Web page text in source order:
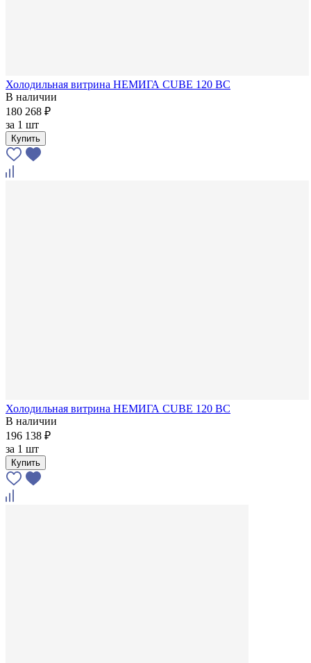
Холодильная витрина НЕМИГА CUBE 120 ВС
В наличии
180 268 ₽
за 1 шт
Купить
Холодильная витрина НЕМИГА CUBE 120 ВС
В наличии
196 138 ₽
за 1 шт
Купить